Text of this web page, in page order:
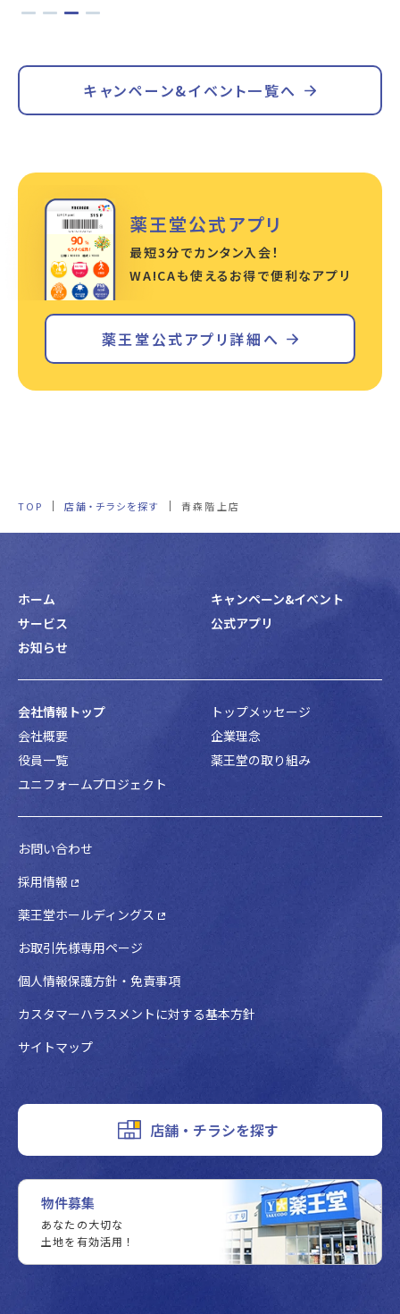
キャンペーン&イベント一覧へ
薬王堂公式アプリ
最短3分でカンタン入会！
WA!CAも使えるお得で便利なアプリ
薬王堂公式アプリ詳細へ
TOP 店舗・チラシを探す 青森階上店
ホーム
キャンペーン&イベント
サービス
公式アプリ
お知らせ
会社情報トップ
トップメッセージ
会社概要
企業理念
役員一覧
薬王堂の取り組み
ユニフォームプロジェクト
お問い合わせ
採用情報
薬王堂ホールディングス
お取引先様専用ページ
個人情報保護方針・免責事項
カスタマーハラスメントに対する基本方針
サイトマップ
店舗・チラシを探す
物件募集
あなたの大切な
土地を有効活用！